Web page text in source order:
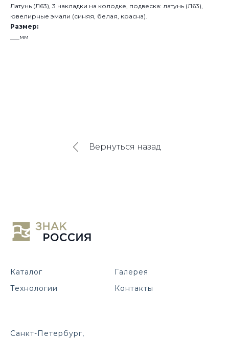
Латунь (Л63), 3 накладки на колодке, подвеска: латунь (Л63),
ювелирные эмали (синяя, белая, красна).
Размер:
___мм
Вернуться назад
Каталог
Технологии
Галерея
Контакты
Санкт-Петербург,